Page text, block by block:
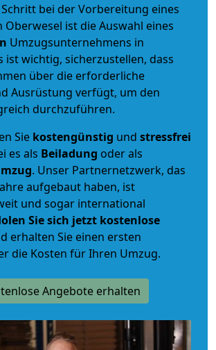
bei der Vorbereitung eines
Oberwesel ist die Auswahl eines
Umzugsunternehmens in
ist wichtig, sicherzustellen, dass
über die erforderliche
Ausrüstung verfügt, um den
durchzuführen.
Sie kostengünstig und stressfrei
es als Beiladung oder als
. Unser Partnernetzwerk, das
aufgebaut haben, ist
und sogar international
Sie sich jetzt kostenlose
erhalten Sie einen ersten
die Kosten für Ihren Umzug.
Angebote erhalten